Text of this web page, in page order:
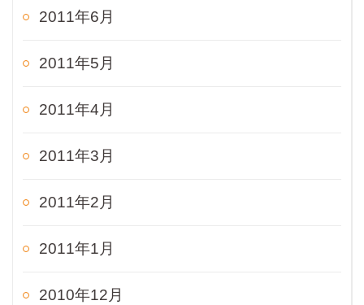
2011年6月
2011年5月
2011年4月
2011年3月
2011年2月
2011年1月
2010年12月